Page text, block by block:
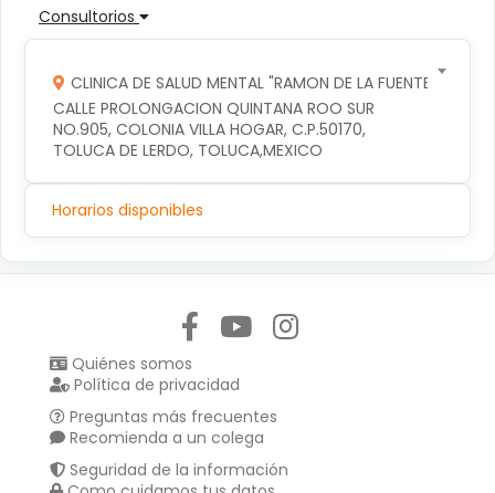
Consultorios
CLINICA DE SALUD MENTAL "RAMON DE LA FUENTE"
CALLE PROLONGACION QUINTANA ROO SUR
NO.905, COLONIA VILLA HOGAR, C.P.50170,
TOLUCA DE LERDO, TOLUCA,MEXICO
Horarios disponibles
Quiénes somos
Política de privacidad
Preguntas más frecuentes
Recomienda a un colega
Seguridad de la información